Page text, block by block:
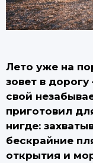
Лето уже на
зовет в
свой
приготовил
нигде:
бескрайние
открытия и